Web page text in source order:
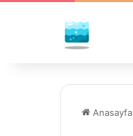
Anasayfa